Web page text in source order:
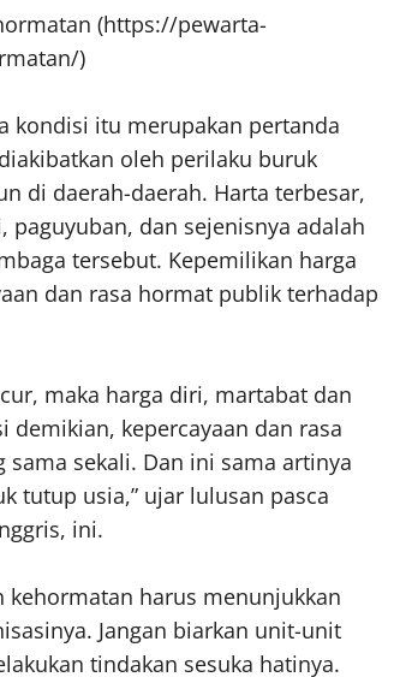
(https://pewarta-
)
kondisi itu merupakan pertanda
oleh perilaku buruk
di daerah-daerah. Harta terbesar,
dan sejenisnya adalah
tersebut. Kepemilikan harga
dan rasa hormat publik terhadap
maka harga diri, martabat dan
kepercayaan dan rasa
sekali. Dan ini sama artinya
tutup usia,” ujar lulusan pasca
ini.
kehormatan harus menunjukkan
Jangan biarkan unit-unit
tindakan sesuka hatinya.